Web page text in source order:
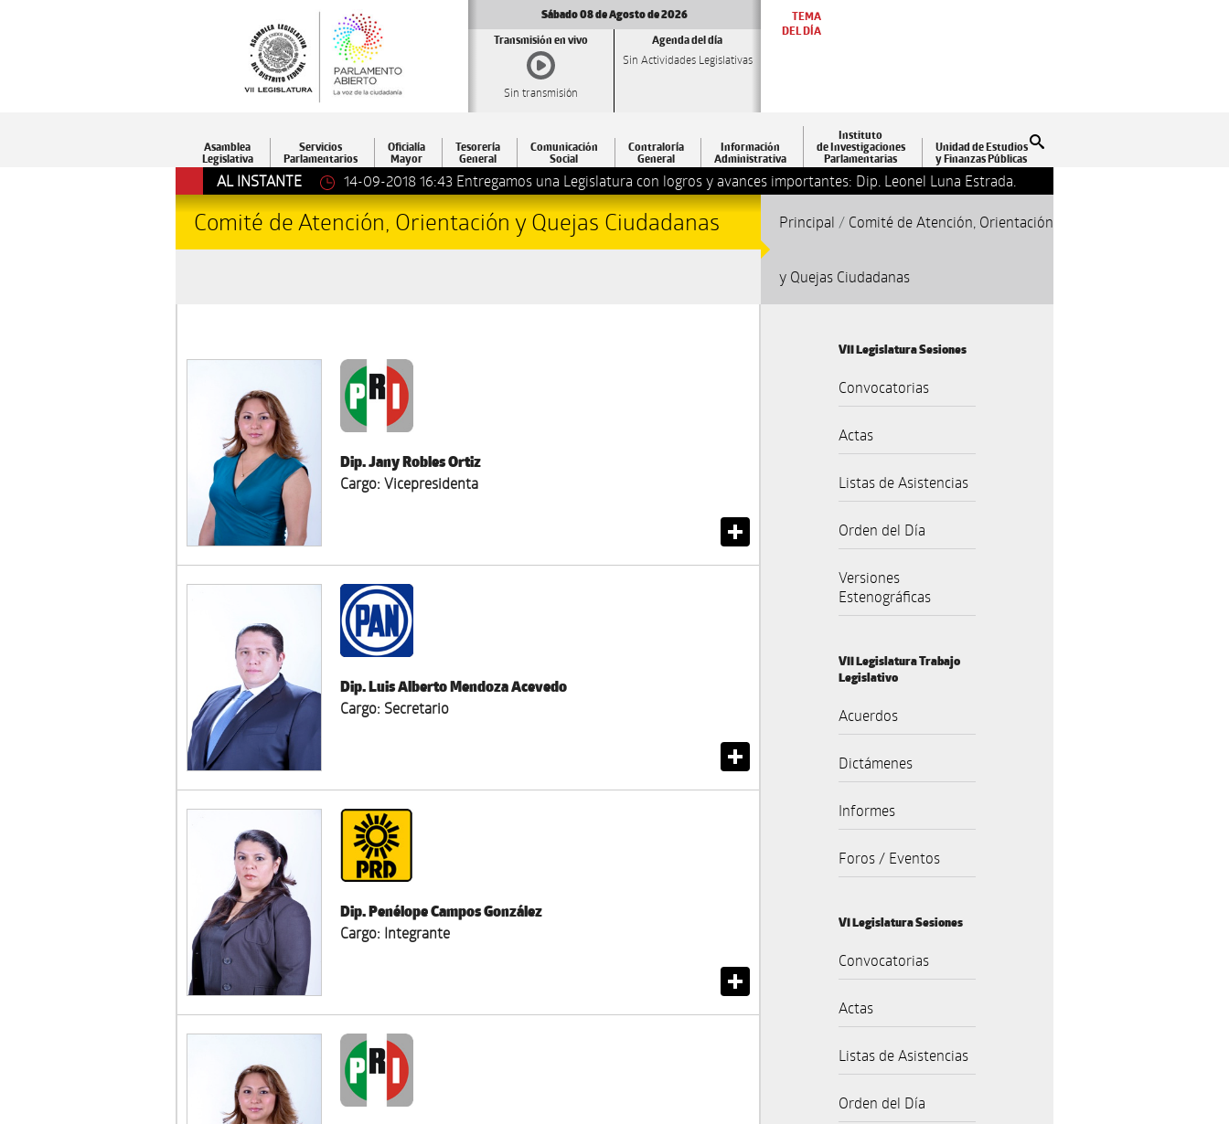
Sábado 08 de Agosto de 2026
Transmisión en vivo
Sin transmisión
Agenda del día
Sin Actividades Legislativas
TEMA
DEL DÍA
Asamblea
Legislativa
Servicios
Parlamentarios
Oficialía
Mayor
Tesorería
General
Comunicación
Social
Contraloría
General
Información
Administrativa
Instituto
de Investigaciones
Parlamentarias
Unidad de Estudios
y Finanzas Públicas
AL INSTANTE 14-09-2018 16:43 Entregamos una Legislatura con logros y avances importantes: Dip. Leonel Luna Estrada.
Comité de Atención, Orientación y Quejas Ciudadanas Principal / Comité de Atención, Orientación
y Quejas Ciudadanas
Dip. Jany Robles Ortiz
Cargo: Vicepresidenta
Dip. Luis Alberto Mendoza Acevedo
Cargo: Secretario
Dip. Penélope Campos González
Cargo: Integrante
VII Legislatura Sesiones
Convocatorias
Actas
Listas de Asistencias
Orden del Día
Versiones
Estenográficas
VII Legislatura Trabajo
Legislativo
Acuerdos
Dictámenes
Informes
Foros / Eventos
VI Legislatura Sesiones
Convocatorias
Actas
Listas de Asistencias
Orden del Día